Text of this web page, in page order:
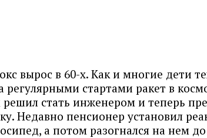
вырос в 60-х. Как и многие дети
регулярными стартами ракет в
стать инженером и теперь
Недавно пенсионер установил
а потом разогнался на нем